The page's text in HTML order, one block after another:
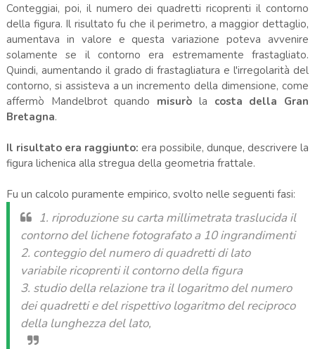
Conteggiai, poi, il numero dei quadretti ricoprenti il contorno
della figura. Il risultato fu che il perimetro, a maggior dettaglio,
aumentava in valore e questa variazione poteva avvenire
solamente se il contorno era estremamente frastagliato.
Quindi, aumentando il grado di frastagliatura e l'irregolarità del
contorno, si assisteva a un incremento della dimensione, come
affermò Mandelbrot quando misurò la costa della Gran
Bretagna.
Il risultato era raggiunto: era possibile, dunque, descrivere la
figura lichenica alla stregua della geometria frattale.
Fu un calcolo puramente empirico, svolto nelle seguenti fasi:
1. riproduzione su carta millimetrata traslucida il
contorno del lichene fotografato a 10 ingrandimenti
2. conteggio del numero di quadretti di lato
variabile ricoprenti il contorno della figura
3. studio della relazione tra il logaritmo del numero
dei quadretti e del rispettivo logaritmo del reciproco
della lunghezza del lato,